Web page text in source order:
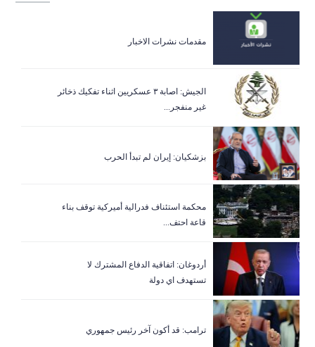
مقدمات نشرات الاخبار
الجيش: اصابة ٣ عسكريين اثناء تفكيك ذخائر
غير منفجر...
بزشكيان: إيران لم تبدأ الحرب
‏محكمة استئناف فدرالية أميركية توقف بناء
قاعة احتف...
أردوغان: اتفاقية الدفاع المشترك لا
تستهدف اي دولة
ترامب: قد أكون آخر رئيس جمهوري